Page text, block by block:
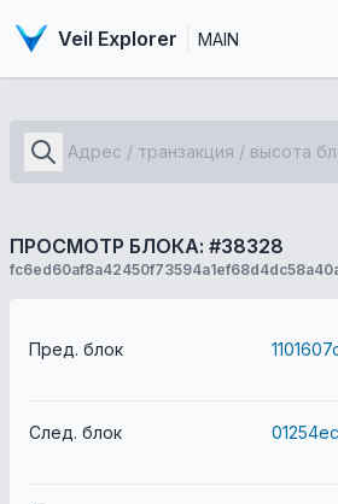
Veil Explorer MAIN
ПРОСМОТР БЛОКА: #38328
Пред. блок
След. блок